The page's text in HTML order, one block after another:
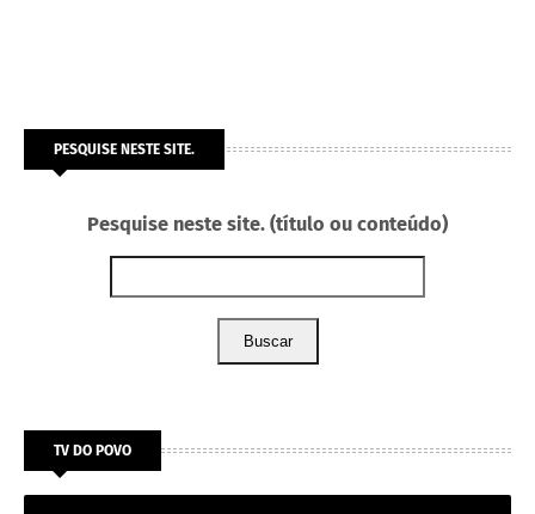
PESQUISE NESTE SITE.
Pesquise neste site. (título ou conteúdo)
Buscar
TV DO POVO